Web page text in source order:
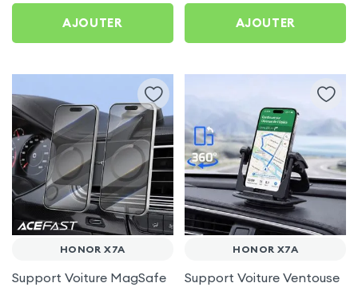
AJOUTER AJOUTER
HONOR X7A
Support Voiture MagSafe
HONOR X7A
Support Voiture Ventouse